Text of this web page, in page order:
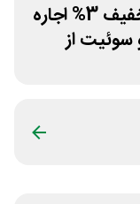
کد تخفیف 3% اجاره
سوئیت از